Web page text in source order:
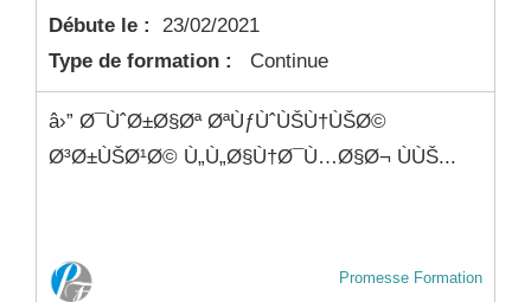
Débute le :
23/02/2021
Type de formation :
Continue
â›” Ø¯ÙˆØ±Ø§Øª ØªÙƒÙˆÙŠÙ†ÙŠØ©
Ø³Ø±ÙŠØ¹Ø© Ù„Ù„Ø§Ù†Ø¯Ù…Ø§Ø¬ ÙÙŠ...
Promesse Formation